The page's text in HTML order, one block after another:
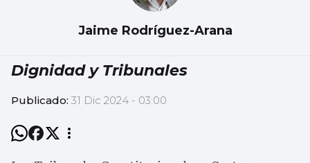
Jaime Rodríguez-Arana
Dignidad y Tribunales
Publicado: 31 Dic 2024 - 03:00